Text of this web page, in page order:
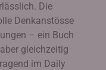
Die
Denkanstösse
– ein Buch
gleichzeitig
im Daily